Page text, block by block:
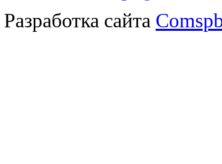
Разработка сайта